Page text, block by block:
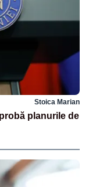
Stoica Marian
planurile de